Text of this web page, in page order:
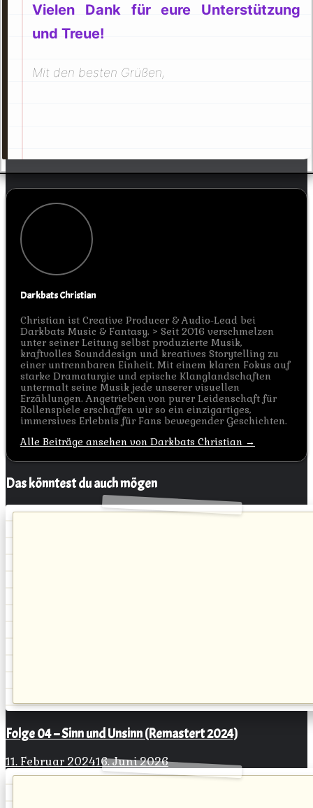
Vielen Dank für eure Unterstützung
und Treue!
Mit den besten Grüßen,
Darkbats Christian
Christian ist Creative Producer & Audio-Lead bei
Darkbats Music & Fantasy. > Seit 2016 verschmelzen
unter seiner Leitung selbst produzierte Musik,
kraftvolles Sounddesign und kreatives Storytelling zu
einer untrennbaren Einheit. Mit einem klaren Fokus auf
starke Dramaturgie und epische Klanglandschaften
untermalt seine Musik jede unserer visuellen
Erzählungen. Angetrieben von purer Leidenschaft für
Rollenspiele erschaffen wir so ein einzigartiges,
immersives Erlebnis für Fans bewegender Geschichten.
Alle Beiträge ansehen von Darkbats Christian →
Das könntest du auch mögen
Folge 04 – Sinn und Unsinn (Remastert 2024)
11. Februar 202416. Juni 2026